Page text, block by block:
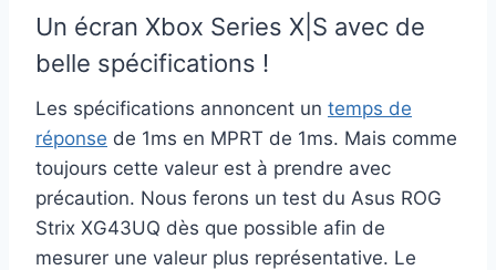
Un écran Xbox Series X|S avec de
belle spécifications !
Les spécifications annoncent un temps de
réponse de 1ms en MPRT de 1ms. Mais comme
toujours cette valeur est à prendre avec
précaution. Nous ferons un test du Asus ROG
Strix XG43UQ dès que possible afin de
mesurer une valeur plus représentative. Le